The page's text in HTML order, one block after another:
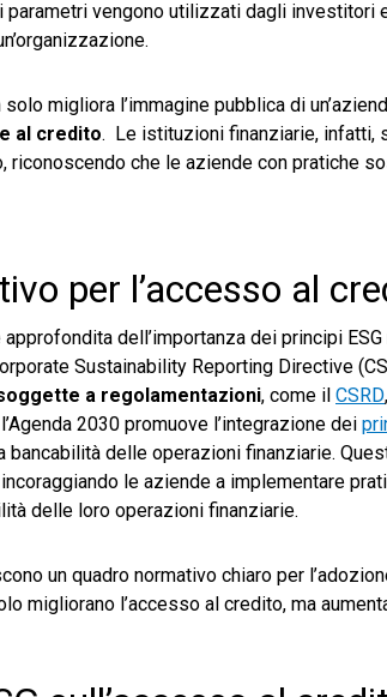
parametri vengono utilizzati dagli
solo migliora l’immagine pubblica di
al credito. Le istituzioni finanziarie, infatti,
riconoscendo che le aziende con pratiche
per l’accesso al
dell’importanza dei principi
Sustainability Reporting Directive
a regolamentazioni, come il CSRD
2030 promuove l’integrazione dei
delle operazioni finanziarie.
le aziende a implementare
delle loro operazioni finanziarie.
un quadro normativo chiaro per
migliorano l’accesso al credito, ma